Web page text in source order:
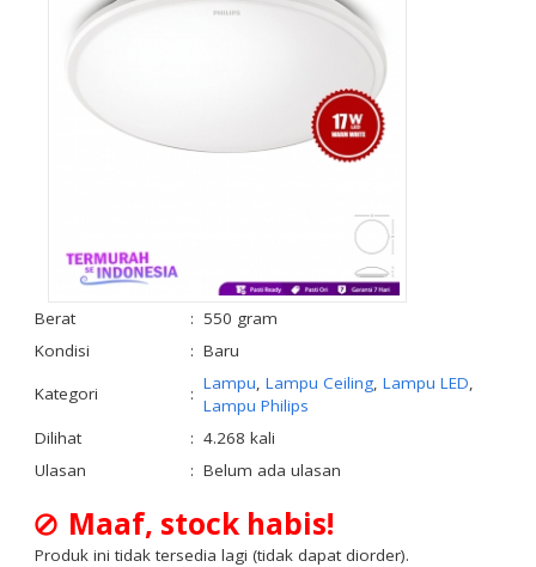
Berat : 550 gram
Kondisi
: Baru
Kategori
: Lampu Lampu Ceiling Lampu LED
Lampu Philips
Dilihat
: 4.268 kali
Ulasan
: Belum ada ulasan
Maaf, stock habis!
Produk ini tidak tersedia lagi (tidak dapat diorder).